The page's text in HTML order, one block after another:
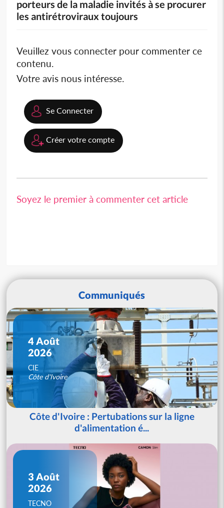
porteurs de la maladie invités à se procurer
les antirétroviraux toujours
Veuillez vous connecter pour commenter ce
contenu.
Votre avis nous intéresse.
Se Connecter
Créer votre compte
Soyez le premier à commenter cet article
Communiqués
4 Août
2026
CIE
Côte d'Ivoire
Côte d'Ivoire : Pertubations sur la ligne
d'alimentation é...
3 Août
2026
TECNO